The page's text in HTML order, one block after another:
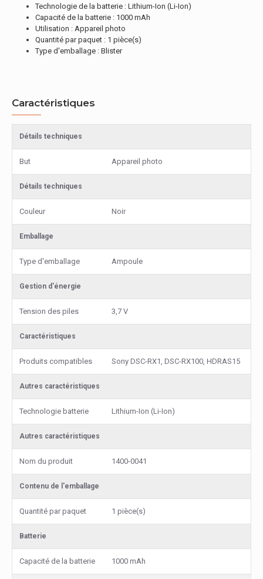
Technologie de la batterie : Lithium-Ion (Li-Ion)
Capacité de la batterie : 1000 mAh
Utilisation : Appareil photo
Quantité par paquet : 1 pièce(s)
Type d'emballage : Blister
Caractéristiques
Détails techniques
But Appareil photo
Détails techniques
Couleur Noir
Emballage
Type d'emballage Ampoule
Gestion d'énergie
Tension des piles 3,7 V
Caractéristiques
Produits compatibles Sony DSC-RX1, DSC-RX100, HDRAS15
Autres caractéristiques
Technologie batterie Lithium-Ion (Li-Ion)
Autres caractéristiques
Nom du produit 1400-0041
Contenu de l'emballage
Quantité par paquet 1 pièce(s)
Batterie
Capacité de la batterie 1000 mAh